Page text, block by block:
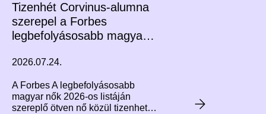
Tizenhét Corvinus-alumna
szerepel a Forbes
legbefolyásosabb magyar
2026.07.24.
A Forbes A legbefolyásosabb
magyar nők 2026-os listáján
szereplő ötven nő közül tizenheten